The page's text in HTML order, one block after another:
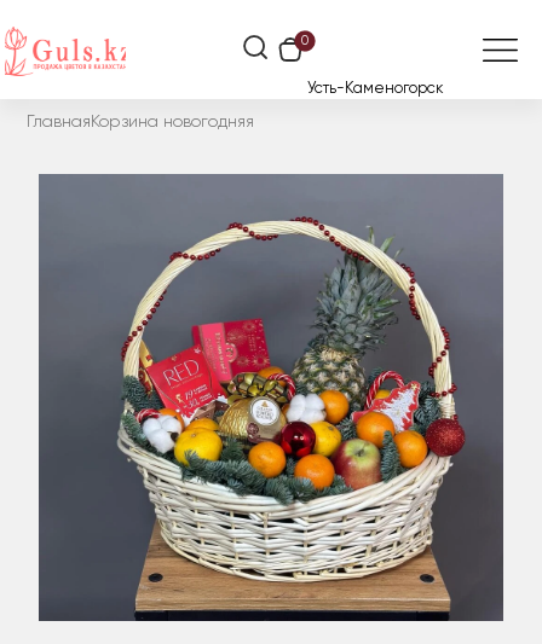
0
Усть-Каменогорск
Главная Корзина новогодняя